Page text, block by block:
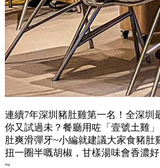
連續7年深圳豬肚雞第一名！全深圳
你又試過未？餐廳用咗「壹號土雞
肚爽滑彈牙~小編就建議大家食豬肚
扭一圈半嘅胡椒，甘樣湯味會香濃
~